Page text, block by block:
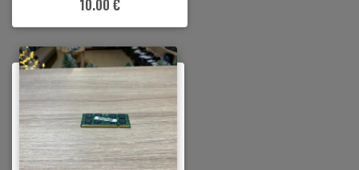
10.00 €